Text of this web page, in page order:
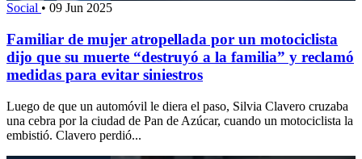
Social • 09 Jun 2025
Familiar de mujer atropellada por un motociclista
dijo que su muerte “destruyó a la familia” y reclamó
medidas para evitar siniestros
Luego de que un automóvil le diera el paso, Silvia Clavero cruzaba
una cebra por la ciudad de Pan de Azúcar, cuando un motociclista la
embistió. Clavero perdió...